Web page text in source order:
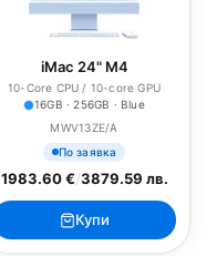
iMac 24" M4
10-Core CPU / 10-core GPU
16GB · 256GB · Blue
MWV13ZE/A
По заявка
1983.60 €/3879.59 лв.
Купи